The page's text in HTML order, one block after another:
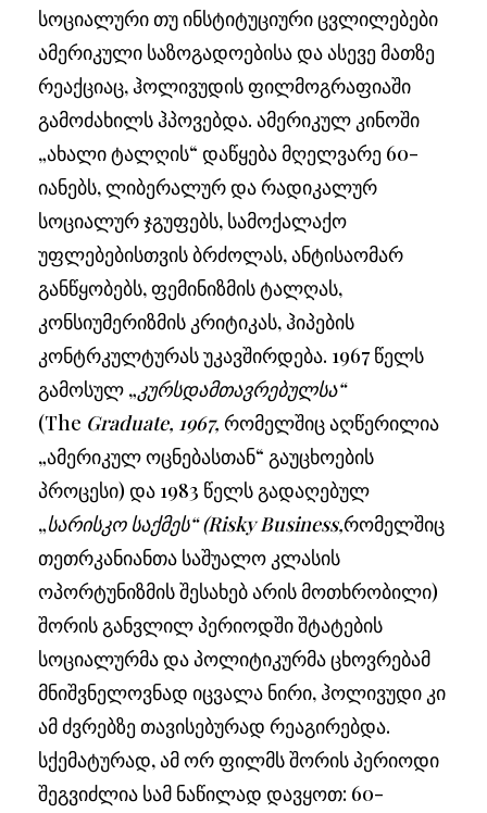
სოციალური თუ ინსტიტუციური ცვლილებები
ამერიკული საზოგადოებისა და ასევე მათზე
რეაქციაც, ჰოლივუდის ფილმოგრაფიაში
გამოძახილს ჰპოვებდა. ამერიკულ კინოში
„ახალი ტალღის“ დაწყება მღელვარე 60-
იანებს, ლიბერალურ და რადიკალურ
სოციალურ ჯგუფებს, სამოქალაქო
უფლებებისთვის ბრძოლას, ანტისაომარ
განწყობებს, ფემინიზმის ტალღას,
კონსიუმერიზმის კრიტიკას, ჰიპების
კონტრკულტურას უკავშირდება. 1967 წელს
გამოსულ „კურსდამთავრებულსა“
(The Graduate, 1967, რომელშიც აღწერილია
„ამერიკულ ოცნებასთან“ გაუცხოების
პროცესი) და 1983 წელს გადაღებულ
„სარისკო საქმეს“ (Risky Business,რომელშიც
თეთრკანიანთა საშუალო კლასის
ოპორტუნიზმის შესახებ არის მოთხრობილი)
შორის განვლილ პერიოდში შტატების
სოციალურმა და პოლიტიკურმა ცხოვრებამ
მნიშვნელოვნად იცვალა ნირი, ჰოლივუდი კი
ამ ძვრებზე თავისებურად რეაგირებდა.
სქემატურად, ამ ორ ფილმს შორის პერიოდი
შეგვიძლია სამ ნაწილად დავყოთ: 60-